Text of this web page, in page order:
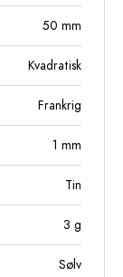
50 mm
Kvadratisk
Frankrig
1 mm
Tin
3 g
Sølv